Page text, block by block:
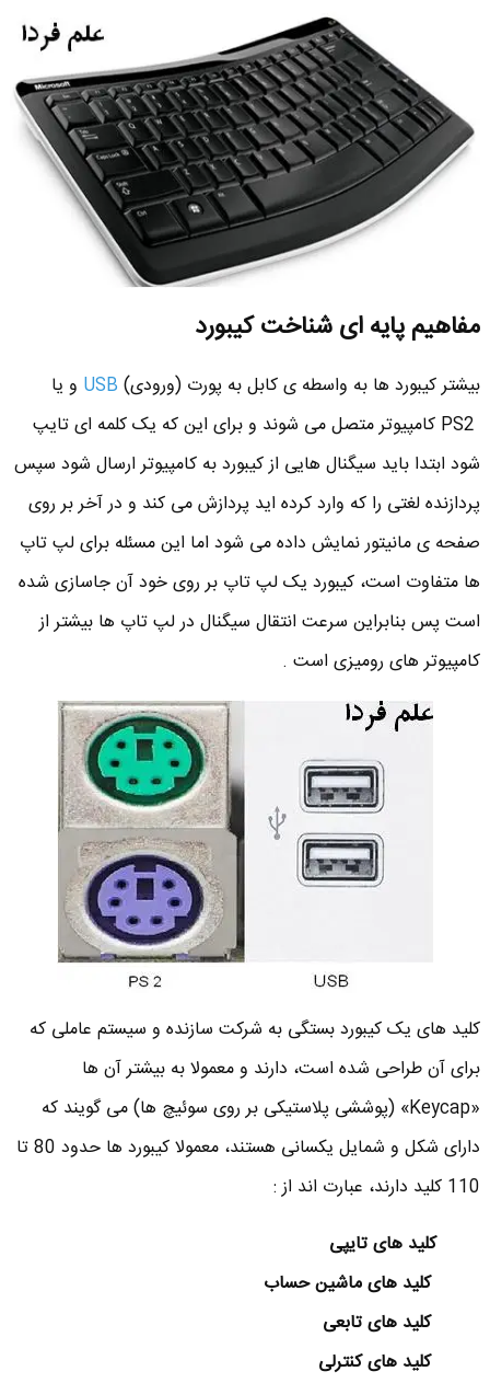
مفاهیم پایه ای شناخت کیبورد
بیشتر کیبورد ها به واسطه ی کابل به پورت (ورودی) USB و یا
PS2 کامپیوتر متصل می شوند و برای این که یک کلمه ای تایپ
شود ابتدا باید سیگنال هایی از کیبورد به کامپیوتر ارسال شود سپس
پردازنده لغتی را که وارد کرده اید پردازش می کند و در آخر بر روی
صفحه ی مانیتور نمایش داده می شود اما این مسئله برای لپ تاپ
ها متفاوت است، کیبورد یک لپ تاپ بر روی خود آن جاسازی شده
است پس بنابراین سرعت انتقال سیگنال در لپ تاپ ها بیشتر از
کامپیوتر های رومیزی است .
کلید های یک کیبورد بستگی به شرکت سازنده و سیستم عاملی که
برای آن طراحی شده است، دارند و معمولا به بیشتر آن ها
«Keycap» (پوششی پلاستیکی بر روی سوئیچ ها) می گویند که
دارای شکل و شمایل یکسانی هستند، معمولا کیبورد ها حدود 80 تا
110 کلید دارند، عبارت اند از :
کلید های تایپی
کلید های ماشین حساب
کلید های تابعی
کلید های کنترلی